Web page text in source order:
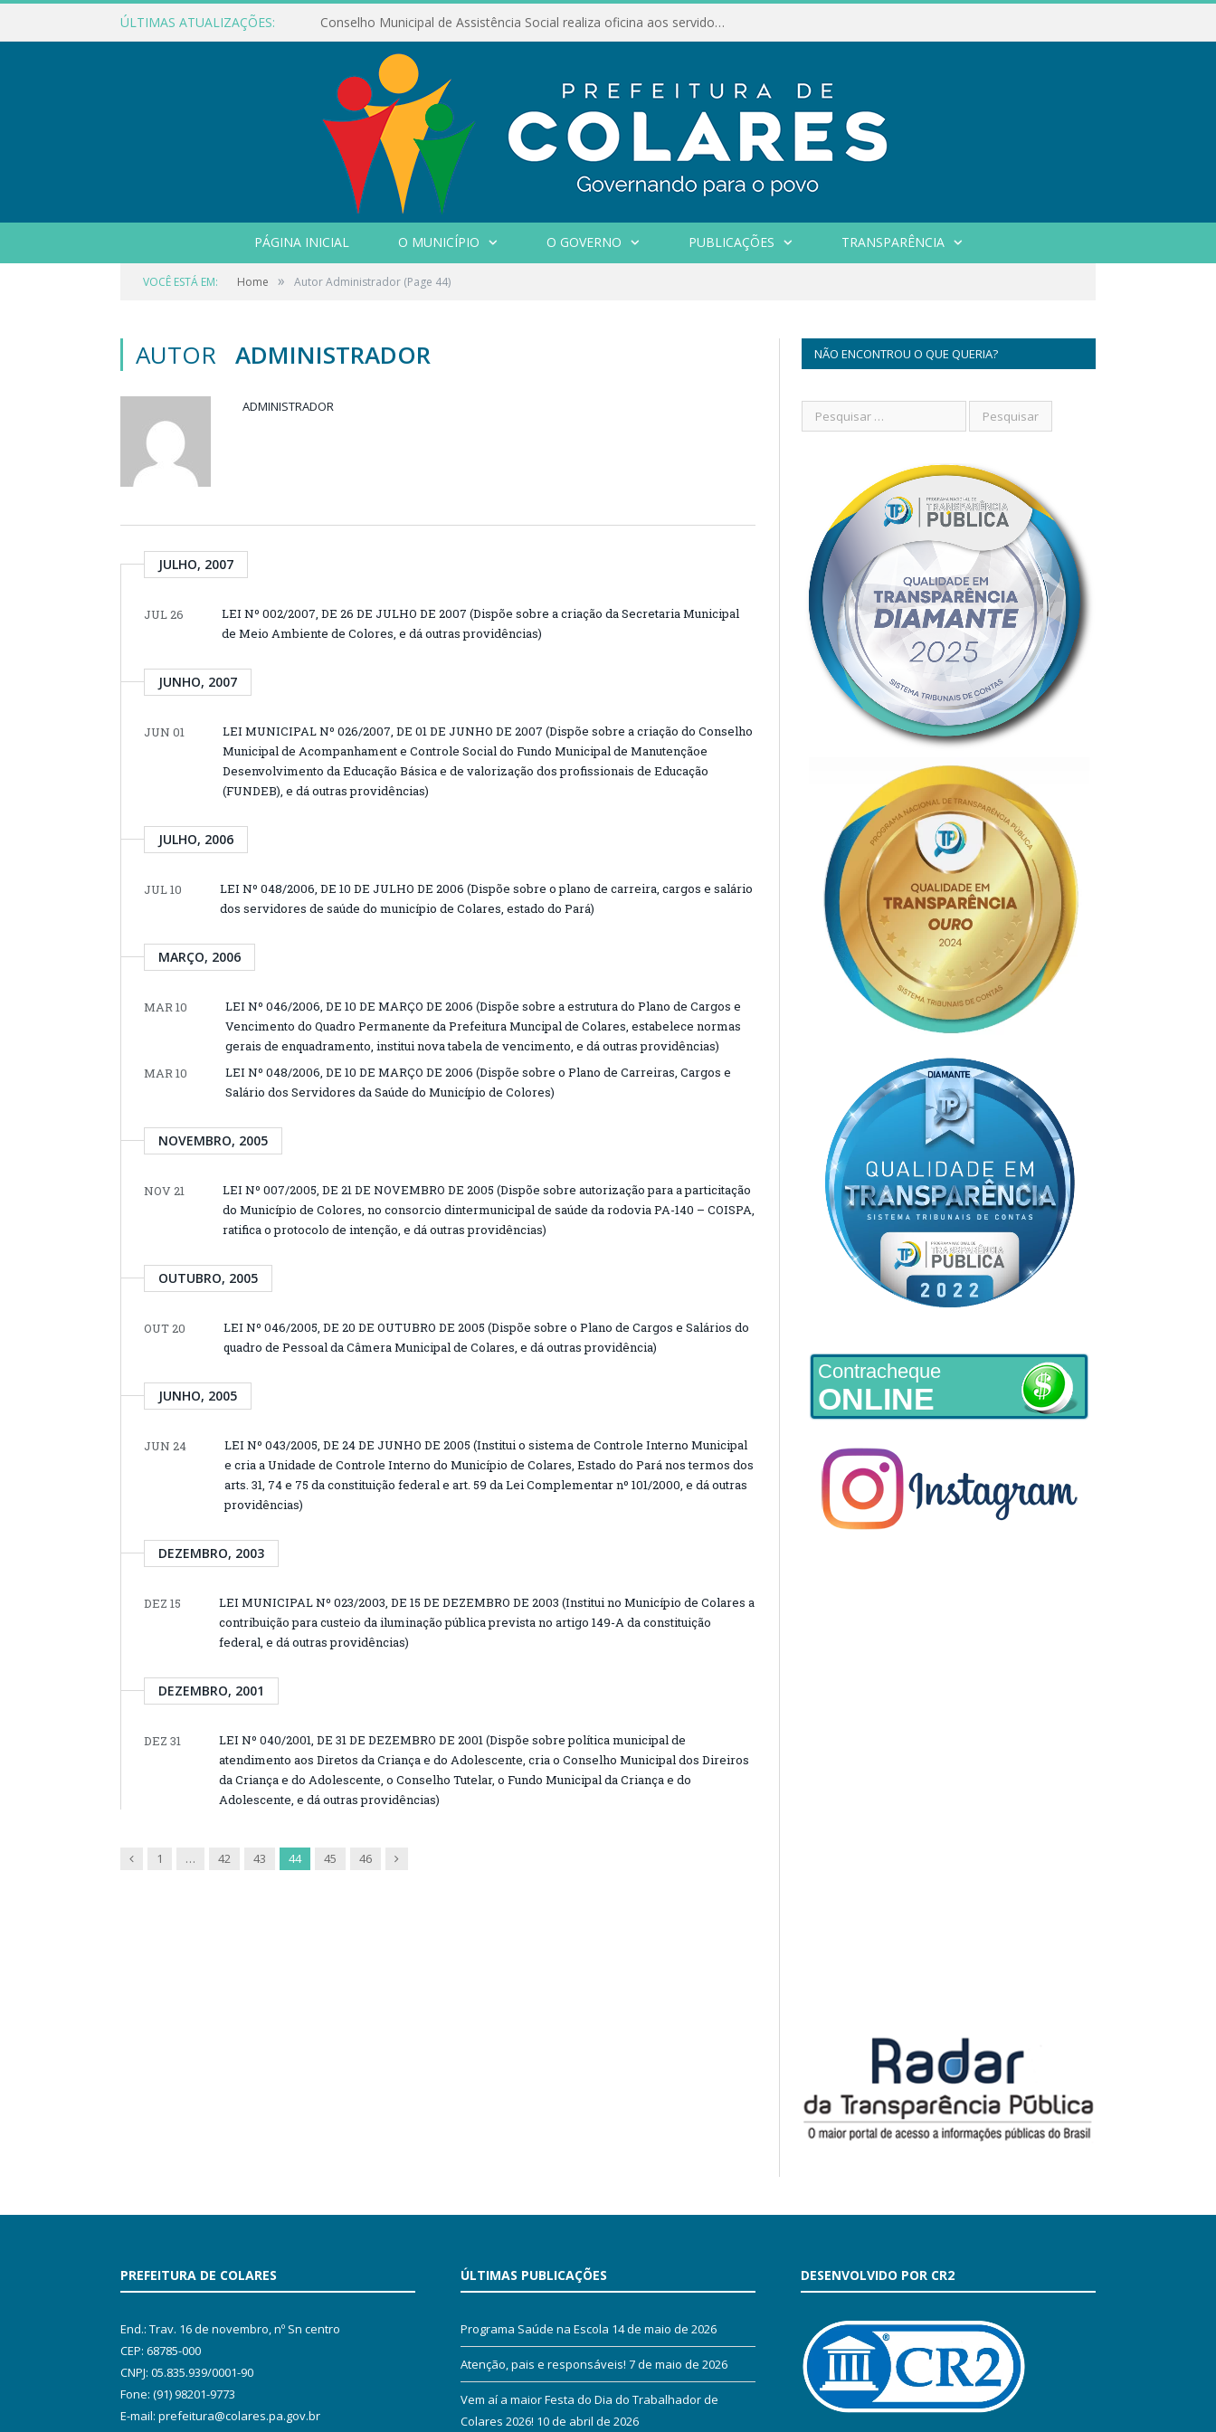
ÚLTIMAS ATUALIZAÇÕES: Conselho Municipal de Assistência Social realiza oficina aos servidores
PÁGINA INICIAL O MUNICÍPIO O GOVERNO PUBLICAÇÕES TRANSPARÊNCIA
VOCÊ ESTÁ EM: Home » Autor Administrador (Page 44)
AUTOR ADMINISTRADOR
ADMINISTRADOR
JULHO, 2007
JUL 26
LEI Nº 002/2007, DE 26 DE JULHO DE 2007 (Dispõe sobre a criação da Secretaria Municipal
de Meio Ambiente de Colores, e dá outras providências)
JUNHO, 2007
JUN 01
LEI MUNICIPAL Nº 026/2007, DE 01 DE JUNHO DE 2007 (Dispõe sobre a criação do Conselho
Municipal de Acompanhament e Controle Social do Fundo Municipal de Manutençãoe
Desenvolvimento da Educação Básica e de valorização dos profissionais de Educação
(FUNDEB), e dá outras providências)
JULHO, 2006
JUL 10
LEI Nº 048/2006, DE 10 DE JULHO DE 2006 (Dispõe sobre o plano de carreira, cargos e salário
dos servidores de saúde do município de Colares, estado do Pará)
MARÇO, 2006
MAR 10
LEI Nº 046/2006, DE 10 DE MARÇO DE 2006 (Dispõe sobre a estrutura do Plano de Cargos e
Vencimento do Quadro Permanente da Prefeitura Muncipal de Colares, estabelece normas
gerais de enquadramento, institui nova tabela de vencimento, e dá outras providências)
MAR 10
LEI Nº 048/2006, DE 10 DE MARÇO DE 2006 (Dispõe sobre o Plano de Carreiras, Cargos e
Salário dos Servidores da Saúde do Município de Colores)
NOVEMBRO, 2005
NOV 21
LEI Nº 007/2005, DE 21 DE NOVEMBRO DE 2005 (Dispõe sobre autorização para a particitação
do Município de Colores, no consorcio dintermunicipal de saúde da rodovia PA-140 – COISPA,
ratifica o protocolo de intenção, e dá outras providências)
OUTUBRO, 2005
OUT 20
LEI Nº 046/2005, DE 20 DE OUTUBRO DE 2005 (Dispõe sobre o Plano de Cargos e Salários do
quadro de Pessoal da Câmera Municipal de Colares, e dá outras providência)
JUNHO, 2005
JUN 24
LEI Nº 043/2005, DE 24 DE JUNHO DE 2005 (Institui o sistema de Controle Interno Municipal
e cria a Unidade de Controle Interno do Município de Colares, Estado do Pará nos termos dos
arts. 31, 74 e 75 da constituição federal e art. 59 da Lei Complementar nº 101/2000, e dá outras
providências)
DEZEMBRO, 2003
DEZ 15
LEI MUNICIPAL Nº 023/2003, DE 15 DE DEZEMBRO DE 2003 (Institui no Município de Colares a
contribuição para custeio da iluminação pública prevista no artigo 149-A da constituição
federal, e dá outras providências)
DEZEMBRO, 2001
DEZ 31
LEI Nº 040/2001, DE 31 DE DEZEMBRO DE 2001 (Dispõe sobre política municipal de
atendimento aos Diretos da Criança e do Adolescente, cria o Conselho Municipal dos Direiros
da Criança e do Adolescente, o Conselho Tutelar, o Fundo Municipal da Criança e do
Adolescente, e dá outras providências)
Previous
1 … 42 43 44 45 46 Next
NÃO ENCONTROU O QUE QUERIA?
Contracheque
ONLINE
PREFEITURA DE COLARES
End.: Trav. 16 de novembro, nº Sn centro
CEP: 68785-000
CNPJ: 05.835.939/0001-90
Fone: (91) 98201-9773
E-mail: prefeitura@colares.pa.gov.br
ÚLTIMAS PUBLICAÇÕES
Programa Saúde na Escola 14 de maio de 2026
Atenção, pais e responsáveis! 7 de maio de 2026
Vem aí a maior Festa do Dia do Trabalhador de
Colares 2026! 10 de abril de 2026
DESENVOLVIDO POR CR2